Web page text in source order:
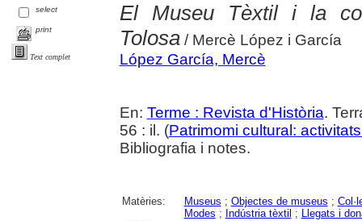
select
print
Text complet
El Museu Tèxtil i la
Tolosa/ Mercè López i García
López García, Mercè
En: Terme : Revista d'Història.
56 : il. (Patrimomi cultural:
Bibliografia i notes.
Matèries: Museus ; Objectes de museus ;
Modes ; Indústria tèxtil ; Llegats i